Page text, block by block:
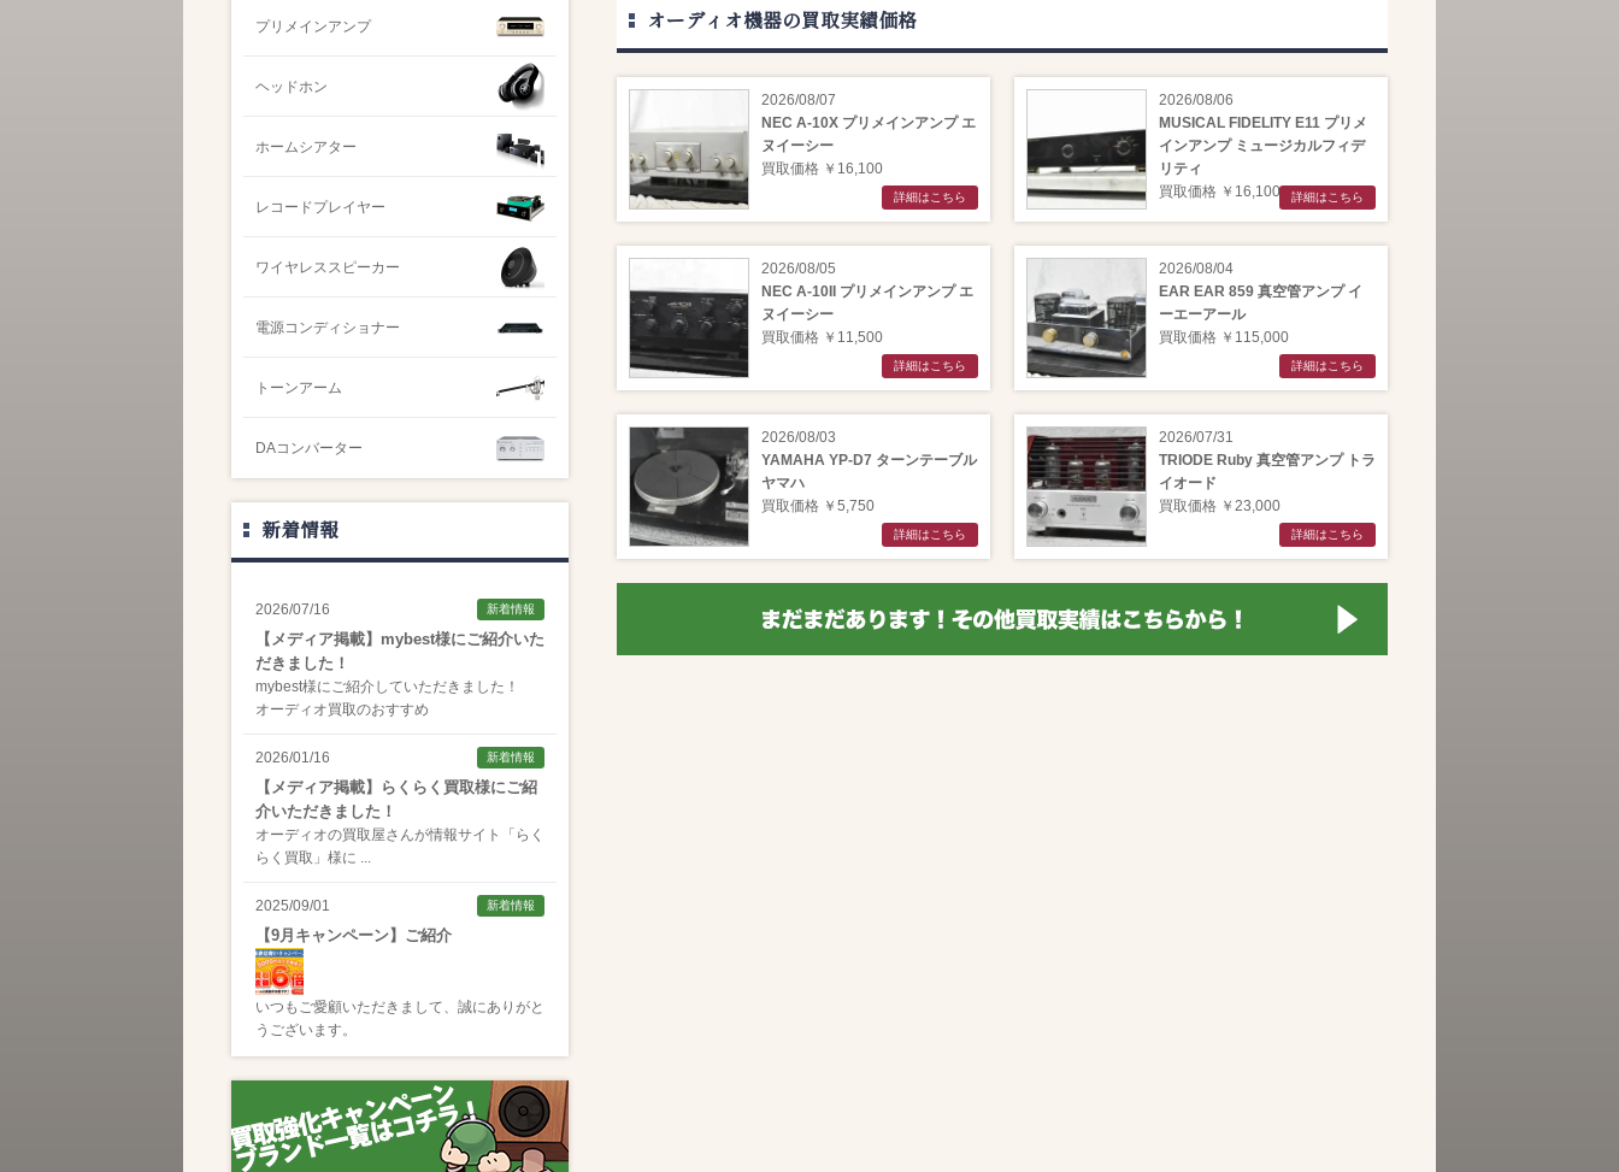
オーディオ機器の買取実績価格
2026/08/07
NEC A-10X プリメインアンプ エ
ヌイーシー
買取価格 ￥16,100
詳細はこちら
2026/08/06
MUSICAL FIDELITY E11 プリメ
インアンプ ミュージカルフィデ
リティ
買取価格 ￥16,100
詳細はこちら
2026/08/05
NEC A-10II プリメインアンプ エ
ヌイーシー
買取価格 ￥11,500
詳細はこちら
2026/08/04
EAR EAR 859 真空管アンプ イ
ーエーアール
買取価格 ￥115,000
詳細はこちら
2026/08/03
YAMAHA YP-D7 ターンテーブル
ヤマハ
買取価格 ￥5,750
詳細はこちら
2026/07/31
TRIODE Ruby 真空管アンプ トラ
イオード
買取価格 ￥23,000
詳細はこちら
プリメインアンプ
ヘッドホン
ホームシアター
レコードプレイヤー
ワイヤレススピーカー
電源コンディショナー
トーンアーム
DAコンバーター
新着情報
2026/07/16 新着情報
【メディア掲載】mybest様にご紹介いた
だきました！
mybest様にご紹介していただきました！
オーディオ買取のおすすめ
2026/01/16 新着情報
【メディア掲載】らくらく買取様にご紹
介いただきました！
オーディオの買取屋さんが情報サイト「 らく
らく買取 」様に ...
2025/09/01 新着情報
【9月キャンペーン】ご紹介
いつもご愛顧いただきまして、誠にありがと
うございます。
2025/08/01新着情報
【8月キャンペーン】ご紹介
いつもご愛顧いただきまして、誠にありがと